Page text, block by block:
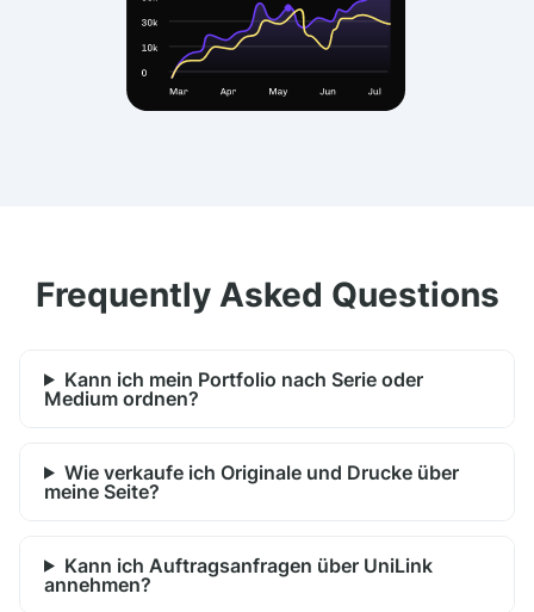
Frequently Asked Questions
Kann ich mein Portfolio nach Serie oder
Medium ordnen?
Wie verkaufe ich Originale und Drucke über
meine Seite?
Kann ich Auftragsanfragen über UniLink
annehmen?